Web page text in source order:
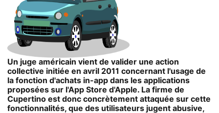
Un juge américain vient de valider une action
collective initiée en avril 2011 concernant l'usage de
la fonction d'achats in-app dans les applications
proposées sur l'App Store d'Apple. La firme de
Cupertino est donc concrètement attaquée sur cette
fonctionnalités, que des utilisateurs jugent abusive,